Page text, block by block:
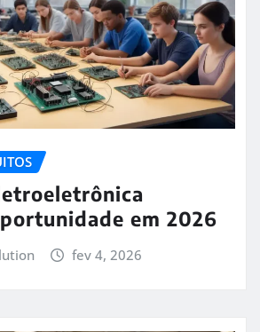
em 2026
fev 4, 2026